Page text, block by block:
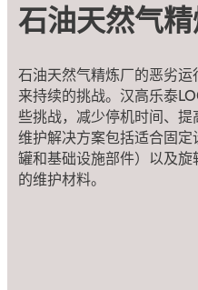
石油天然气精
石油天然气精炼厂的恶劣
来持续的挑战。汉高乐泰
些挑战，减少停机时间、
维护解决方案包括适合固
罐和基础设施部件）以及旋
的维护材料。